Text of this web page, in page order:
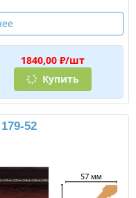
1840,00 ₽/шт
Купить
52